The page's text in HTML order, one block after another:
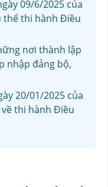
09/6/2025 của
thể thi hành Điều
nơi thành lập
nhập đảng bộ,
20/01/2025 của
thi hành Điều